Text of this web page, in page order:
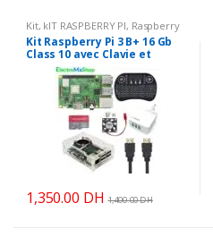
Kit, kIT RASPBERRY PI, Raspberry
PI,Raspberry Pi Robot & KIT
Kit Raspberry Pi 3 B+ 16 Gb
Class 10 avec Clavie et
Sourie sans fils
1,350.00 DH 1,400.00DH